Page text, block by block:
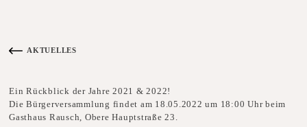
AKTUELLES
ZURÜCK ZUR ÜBERSICHT AKTUELLES ANSEHEN
Ein Rückblick der Jahre 2021 & 2022!
Die Bürgerversammlung findet am 18.05.2022 um 18:00 Uhr beim
Gasthaus Rausch, Obere Hauptstraße 23.